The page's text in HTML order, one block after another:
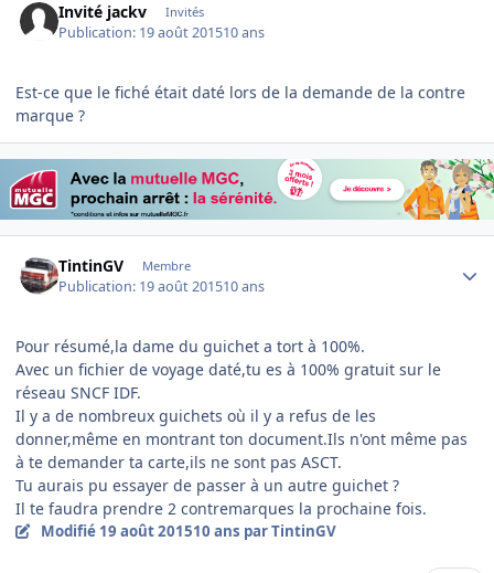
Invité jackv Invités
Publication: 19 août 201510 ans
Est-ce que le fiché était daté lors de la demande de la contre
marque ?
TintinGV Membre
Publication: 19 août 201510 ans
Pour résumé,la dame du guichet a tort à 100%.
Avec un fichier de voyage daté,tu es à 100% gratuit sur le
réseau SNCF IDF.
Il y a de nombreux guichets où il y a refus de les
donner,même en montrant ton document.Ils n'ont même pas
à te demander ta carte,ils ne sont pas ASCT.
Tu aurais pu essayer de passer à un autre guichet ?
Il te faudra prendre 2 contremarques la prochaine fois.
Modifié 19 août 201510 ans par TintinGV